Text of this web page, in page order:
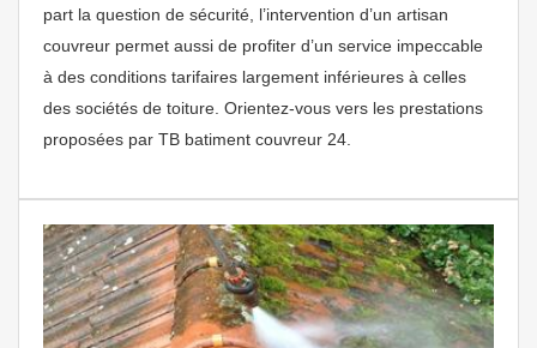
part la question de sécurité, l’intervention d’un artisan
couvreur permet aussi de profiter d’un service impeccable
à des conditions tarifaires largement inférieures à celles
des sociétés de toiture. Orientez-vous vers les prestations
proposées par TB batiment couvreur 24.